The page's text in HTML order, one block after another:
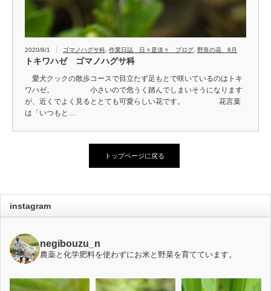
2020/8/1 ゴマノハグサ科 作業日誌 日々是淡々 ブログ 野良の花 8月
トキワハゼ ゴマノハグサ科
愛犬クックの散歩コースで目立たず足もとで咲いているのはトキ
ワハゼ。 小さいので危うく踏んでしまいそうになります
が、近くでよく見るととても可愛らしい花です。 花言葉
は「いつもと…
トップページに戻る
instagram
negibouzu_n
農薬と化学肥料を使わずにお米と野菜を育てています。